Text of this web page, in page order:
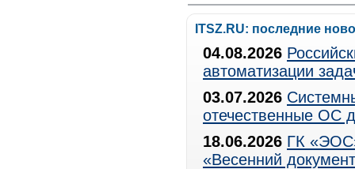
ITSZ.RU: последние
04.08.2026
автоматизации
03.07.2026
отечественные ОС
18.06.2026 ГК
«Весенний